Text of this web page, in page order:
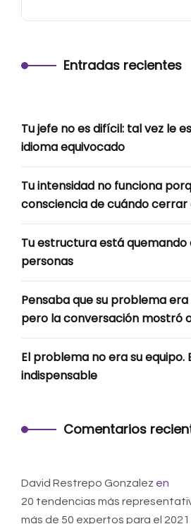
Entradas recientes
Tu jefe no es difícil: tal vez le
idioma equivocado
Tu intensidad no funciona
consciencia de cuándo cerrar
Tu estructura está quemando
personas
Pensaba que su problema
pero la conversación mostró
El problema no era su equipo.
indispensable
Comentarios
David Restrepo Gonzalez en
20 tendencias más
más de 50 expertos para el 2021